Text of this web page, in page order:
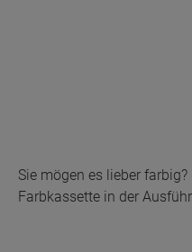
Sie mögen es lieber
Farbkassette in der